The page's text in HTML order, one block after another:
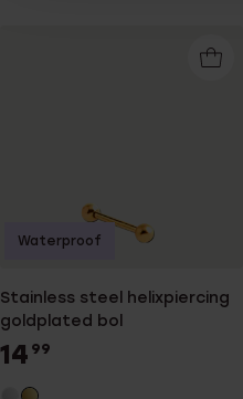
Stainless steel helixpiercing
goldplated bol
14 99
Waterproof